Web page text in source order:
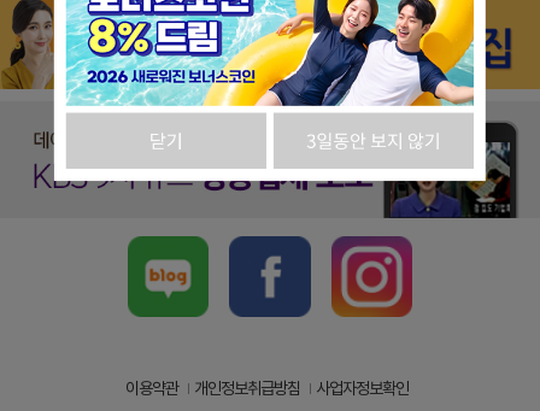
이용약관 개인정보취급방침 사업자정보확인